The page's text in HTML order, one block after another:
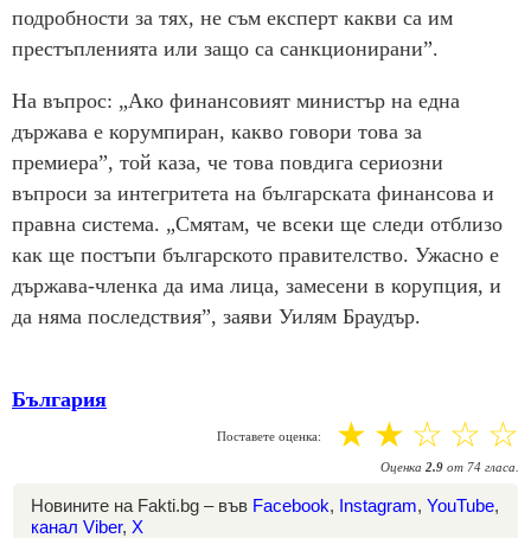
подробности за тях, не съм експерт какви са им
престъпленията или защо са санкционирани”.
На въпрос: „Ако финансовият министър на една
държава е корумпиран, какво говори това за
премиера”, той каза, че това повдига сериозни
въпроси за интегритета на българската финансова и
правна система. „Смятам, че всеки ще следи отблизо
как ще постъпи българското правителство. Ужасно е
държава-членка да има лица, замесени в корупция, и
да няма последствия”, заяви Уилям Браудър.
България
Поставете оценка: ☆
☆
☆
☆
☆
Оценка 2.9 от 74 гласа.
Новините на Fakti.bg – във Facebook, Instagram, YouTube,
канал Viber, X